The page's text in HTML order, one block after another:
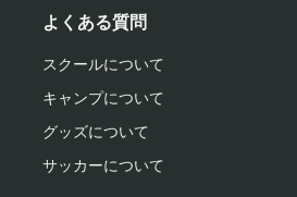
よくある質問
スクールについて
キャンプについて
グッズについて
サッカーについて